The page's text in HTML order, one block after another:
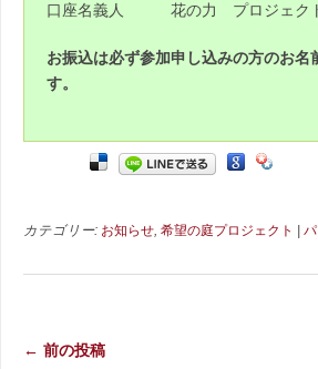
口座名義人 花の力 プロジェク
お振込は必ず参加申し込みの方のお名
す。
カテゴリー: お知らせ, 希望の庭プロジェクト
← 前の投稿